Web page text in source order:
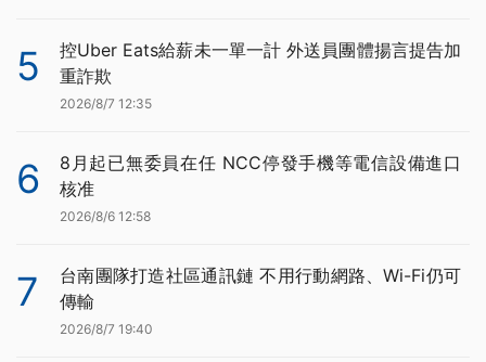
5
控Uber Eats給薪未一單一計 外送員團體揚言提告加
重詐欺
2026/8/7 12:35
6
8月起已無委員在任 NCC停發手機等電信設備進口
核准
2026/8/6 12:58
7
台南團隊打造社區通訊鏈 不用行動網路、Wi-Fi仍可
傳輸
2026/8/7 19:40